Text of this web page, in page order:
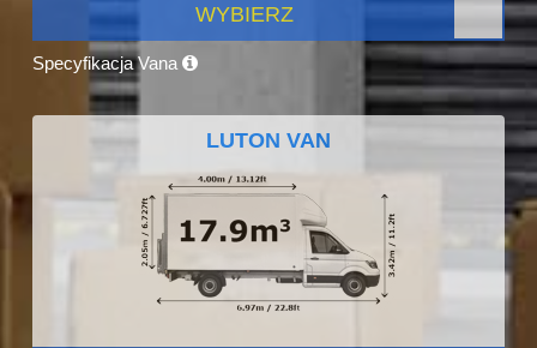
WYBIERZ
Specyfikacja Vana
LUTON VAN